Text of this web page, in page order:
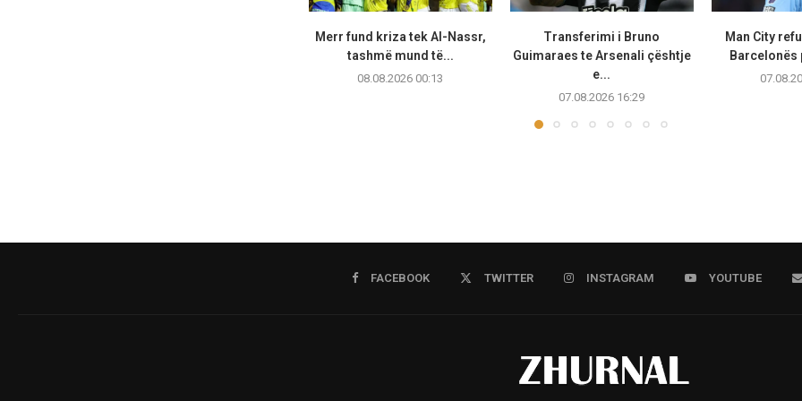
Merr fund kriza tek Al-Nassr,
tashmë mund të...
08.08.2026 00:13
Transferimi i Bruno
Guimaraes te Arsenali çështje
e...
07.08.2026 16:29
Man City
Barcelonës
FACEBOOK TWITTER INSTAGRAM YOUTUBE